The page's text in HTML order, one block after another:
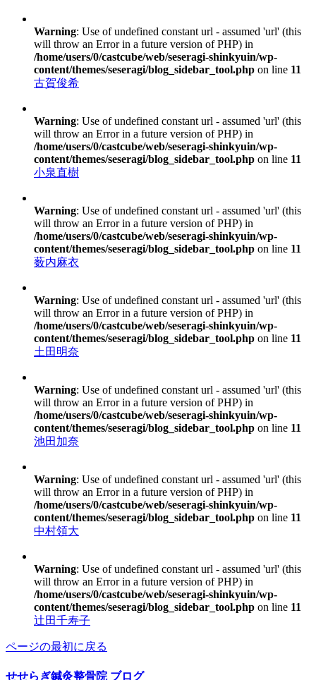
Warning: Use of undefined constant url - assumed 'url' (this
will throw an Error in a future version of PHP) in
/home/users/0/castcube/web/seseragi-shinkyuin/wp-
content/themes/seseragi/blog_sidebar_tool.php on line 11
古賀俊希
Warning: Use of undefined constant url - assumed 'url' (this
will throw an Error in a future version of PHP) in
/home/users/0/castcube/web/seseragi-shinkyuin/wp-
content/themes/seseragi/blog_sidebar_tool.php on line 11
小泉直樹
Warning: Use of undefined constant url - assumed 'url' (this
will throw an Error in a future version of PHP) in
/home/users/0/castcube/web/seseragi-shinkyuin/wp-
content/themes/seseragi/blog_sidebar_tool.php on line 11
薮内麻衣
Warning: Use of undefined constant url - assumed 'url' (this
will throw an Error in a future version of PHP) in
/home/users/0/castcube/web/seseragi-shinkyuin/wp-
content/themes/seseragi/blog_sidebar_tool.php on line 11
土田明奈
Warning: Use of undefined constant url - assumed 'url' (this
will throw an Error in a future version of PHP) in
/home/users/0/castcube/web/seseragi-shinkyuin/wp-
content/themes/seseragi/blog_sidebar_tool.php on line 11
池田加奈
Warning: Use of undefined constant url - assumed 'url' (this
will throw an Error in a future version of PHP) in
/home/users/0/castcube/web/seseragi-shinkyuin/wp-
content/themes/seseragi/blog_sidebar_tool.php on line 11
中村領大
Warning: Use of undefined constant url - assumed 'url' (this
will throw an Error in a future version of PHP) in
/home/users/0/castcube/web/seseragi-shinkyuin/wp-
content/themes/seseragi/blog_sidebar_tool.php on line 11
辻田千寿子
ページの最初に戻る
せせらぎ鍼灸整骨院 ブログ